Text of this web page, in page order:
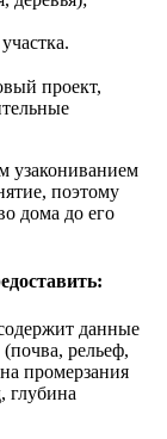
проект,
узакониванием
поэтому
дома до его
данные
рельеф,
промерзания
глубина